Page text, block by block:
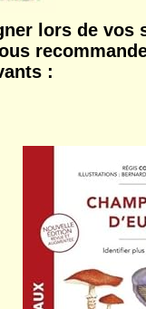
lors de vos
: